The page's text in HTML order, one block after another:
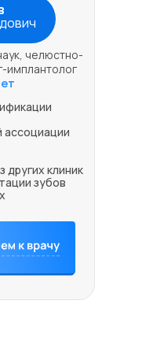
ассоциации
других клиник
зубов
челюстно-
имплантолог